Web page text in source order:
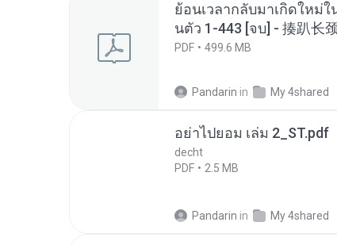
ย้อนเวลากลับมาเกิดใหม่
นตัว 1-443 [จบ] - 揍趴长
PDF 499.6 MB
Pandarin in My 4shared
อย่าไปยอม เล่ม 2_ST.pdf
decht
PDF
2.5 MB
Pandarin in My 4shared